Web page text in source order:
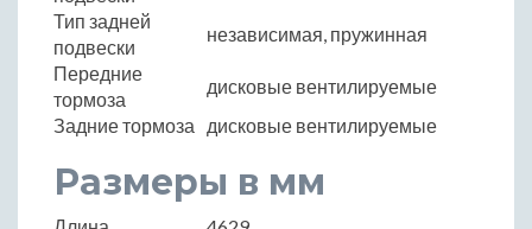
Тип задней
подвески
независимая, пружинная
Передние
тормоза
дисковые вентилируемые
Задние тормоза
дисковые вентилируемые
Размеры в мм